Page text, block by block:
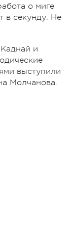
о миге
в секунду. Не
и
выступили
Молчанова.